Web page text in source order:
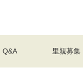
Q&A 里親募集